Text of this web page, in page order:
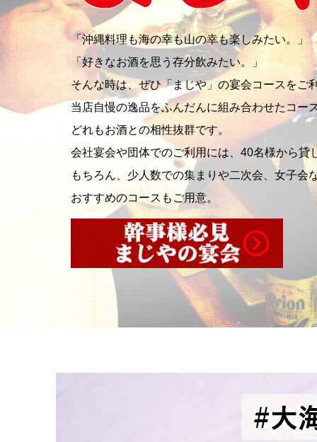
「沖縄料理も海の幸も山の幸も楽しみたい。」
「好きなお酒を思う存分飲みたい。」
そんな時は、ぜひ「まじや」の宴会コースをご
当店自慢の逸品をふんだんに組み合わせたコー
どれもお酒との相性抜群です。
会社宴会や団体でのご利用には、40名様から貸
もちろん、少人数での集まりや二次会、女子会
おすすめのコースもご用意。